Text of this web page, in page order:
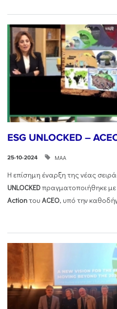
ESG UNLOCKED –
25-10-2024 ΜΑΑ
Η επίσημη έναρξη της νέας
UNLOCKEDπραγματοποιήθηκε με
Actionτου ACEO, υπό την